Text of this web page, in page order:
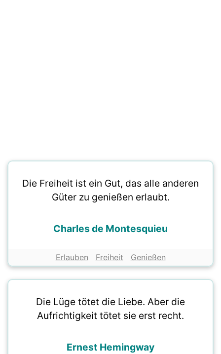
Die Freiheit ist ein Gut, das alle anderen
Güter zu genießen erlaubt.
Charles de Montesquieu
Erlauben Freiheit Genießen
Die Lüge tötet die Liebe. Aber die
Aufrichtigkeit tötet sie erst recht.
Ernest Hemingway